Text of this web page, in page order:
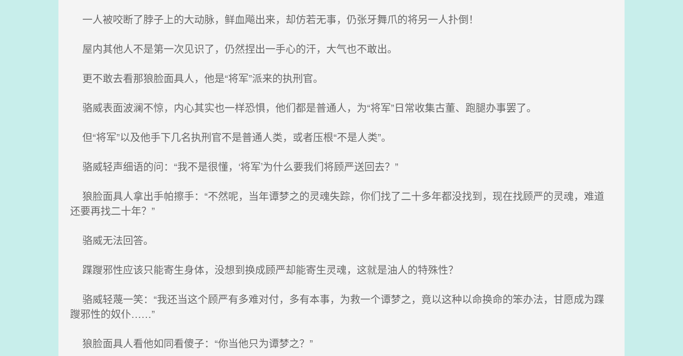
一人被咬断了脖子上的大动脉，鲜血飚出来，却仿若无事，仍张牙舞爪的将另一人扑倒！
屋内其他人不是第一次见识了，仍然捏出一手心的汗，大气也不敢出。
更不敢去看那狼脸面具人，他是“将军”派来的执刑官。
骆威表面波澜不惊，内心其实也一样恐惧，他们都是普通人，为“将军”日常收集古董、跑腿办事罢了。
但“将军”以及他手下几名执刑官不是普通人类，或者压根“不是人类”。
骆威轻声细语的问：“我不是很懂，‘将军’为什么要我们将顾严送回去？”
狼脸面具人拿出手帕擦手：“不然呢，当年谭梦之的灵魂失踪，你们找了二十多年都没找到，现在找顾严的灵魂，难道
还要再找二十年？”
骆威无法回答。
蹀躞邪性应该只能寄生身体，没想到换成顾严却能寄生灵魂，这就是油人的特殊性？
骆威轻蔑一笑：“我还当这个顾严有多难对付，多有本事，为救一个谭梦之，竟以这种以命换命的笨办法，甘愿成为蹀
躞邪性的奴仆……”
狼脸面具人看他如同看傻子：“你当他只为谭梦之？”